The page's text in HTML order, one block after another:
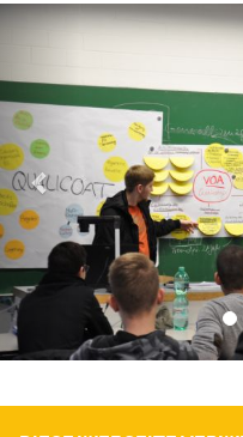
Previous